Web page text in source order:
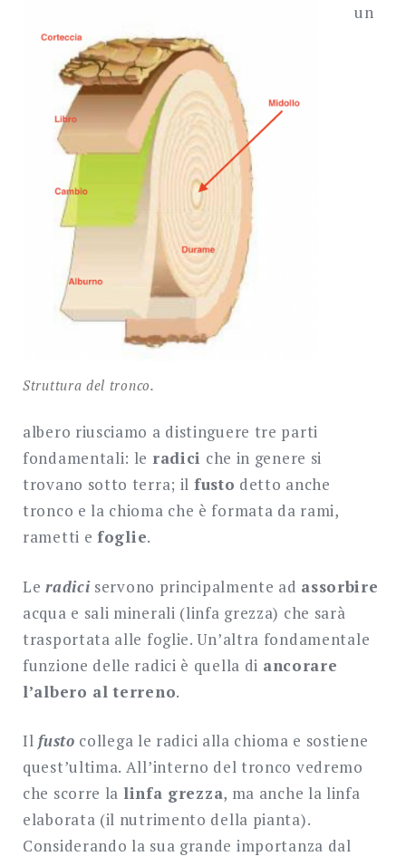
Struttura del tronco.
un
albero riusciamo a distinguere tre parti
fondamentali: le radici che in genere si
trovano sotto terra; il fusto detto anche
tronco e la chioma che è formata da rami,
rametti e foglie.
Leradici servono principalmente ad assorbire
acqua e sali minerali (linfa grezza) che sarà
trasportata alle foglie. Un’altra fondamentale
funzione delle radici è quella di ancorare
l’albero al terreno.
Ilfusto collega le radici alla chioma e sostiene
quest’ultima. All’interno del tronco vedremo
che scorre la linfa grezza, ma anche la linfa
elaborata (il nutrimento della pianta).
Considerando la sua grande importanza dal